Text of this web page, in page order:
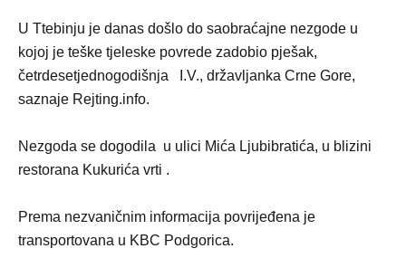
U Ttebinju je danas došlo do saobraćajne nezgode u
kojoj je teške tjeleske povrede zadobio pješak,
četrdesetjednogodišnja I.V., državljanka Crne Gore,
saznaje Rejting.info.
Nezgoda se dogodila u ulici Mića Ljubibratića, u blizini
restorana Kukurića vrti .
Prema nezvaničnim informacija povrijeđena je
transportovana u KBC Podgorica.